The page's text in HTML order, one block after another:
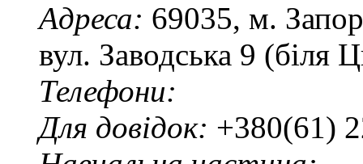
Адреса: 69035, м.
вул. Заводська 9 (біля
Телефони:
Для довідок: +380(61)